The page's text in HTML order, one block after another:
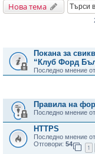
Нова тема
Покана за
“Клуб Форд
Последно мнение от
Правила на
Последно мнение от
HTTPS
Последно мнение от
Отговори: 54
1